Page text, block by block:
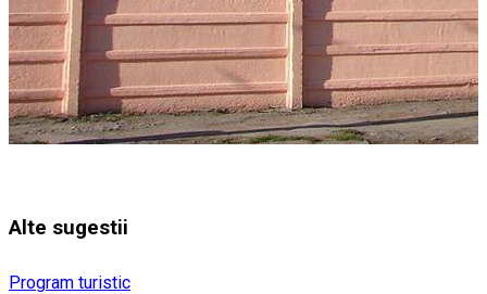
Alte sugestii
Program turistic